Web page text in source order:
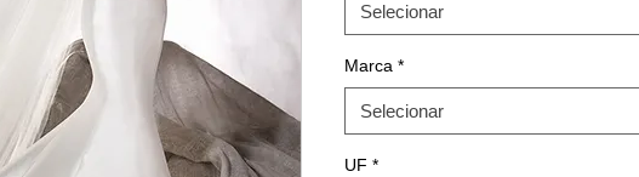
Selecionar
Marca *
Selecionar
UF *